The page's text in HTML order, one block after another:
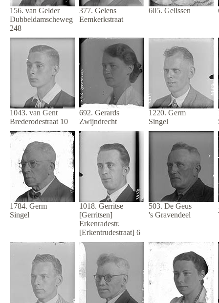
156. van Gelder
Dubbeldamscheweg
248
377. Gelens
Eemkerkstraat
605. Gelissen
1043. van Gent
Brederodestraat 10
692. Gerards
Zwijndrecht
1220. Germ
Singel
1784. Germ
Singel
1018. Gerritse
[Gerritsen]
Erkenradestr.
[Erkentrudestraat] 6
503. De Geus
's Gravendeel